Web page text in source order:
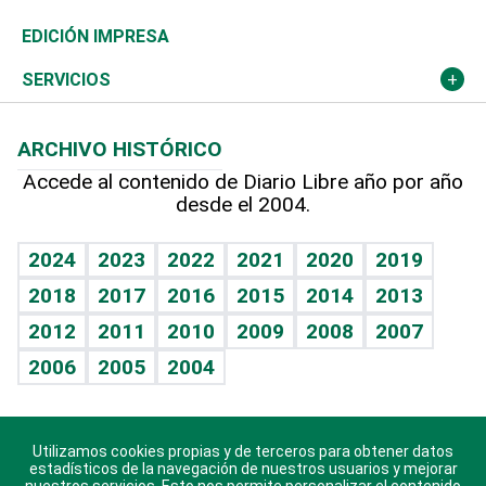
Caribe
Resto del mundo
Global y variable
Economía personal
Novedades
Podcast Arte Libre
Hablando con el pediatra
Vida y familia
Eñe
Celebrando la vida
Sin complejos
En pocas palabras
Escuchando al corazón
Olimpismo
Más deportes
Línea de hit
TBT Deportivo
Noticiero Poteleche
Columnistas
Martes de tecnología
Cambio climático
Deportes
Opinión
Hecho en casa
Guía del dinero
EDICIÓN IMPRESA
SERVICIOS
Cumpleaños
Horóscopos
Crucigramas
ARCHIVO HISTÓRICO
Accede al contenido de Diario Libre año por año
desde el 2004.
2024 2023 2022 2021 2020
2019
2018
2017 2016 2015 2014
2013
2012
2011 2010 2009 2008
2007
2006
2005 2004
Descarga nuestras aplicaciones para Android, iOS y
sistema Huawei.
Utilizamos cookies propias y de terceros para obtener datos
estadísticos de la navegación de nuestros usuarios y mejorar